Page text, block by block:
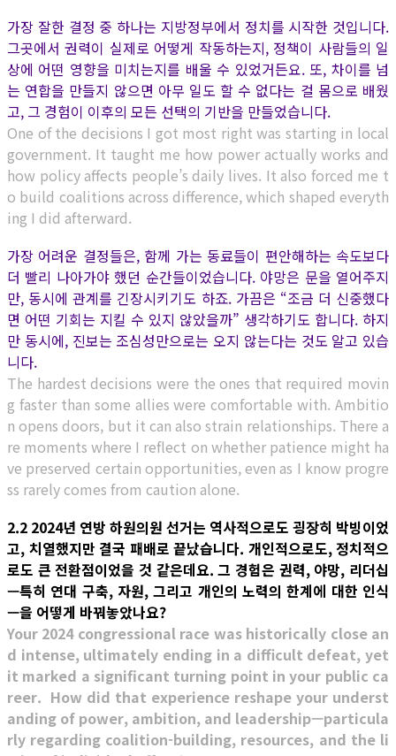
가장 잘한 결정 중 하나는 지방정부에서 정치를 시작한 것입니다.
그곳에서 권력이 실제로 어떻게 작동하는지, 정책이 사람들의 일
상에 어떤 영향을 미치는지를 배울 수 있었거든요. 또, 차이를 넘
는 연합을 만들지 않으면 아무 일도 할 수 없다는 걸 몸으로 배웠
고, 그 경험이 이후의 모든 선택의 기반을 만들었습니다.
One of the decisions I got most right was starting in local
government. It taught me how power actually works and
how policy affects people’s daily lives. It also forced me t
o build coalitions across difference, which shaped everyth
ing I did afterward.
가장 어려운 결정들은, 함께 가는 동료들이 편안해하는 속도보다
더 빨리 나아가야 했던 순간들이었습니다. 야망은 문을 열어주지
만, 동시에 관계를 긴장시키기도 하죠. 가끔은 “조금 더 신중했다
면 어떤 기회는 지킬 수 있지 않았을까” 생각하기도 합니다. 하지
만 동시에, 진보는 조심성만으로는 오지 않는다는 것도 알고 있습
니다.
The hardest decisions were the ones that required movin
g faster than some allies were comfortable with. Ambitio
n opens doors, but it can also strain relationships. There a
re moments where I reflect on whether patience might ha
ve preserved certain opportunities, even as I know progre
ss rarely comes from caution alone.
2.2 2024년 연방 하원의원 선거는 역사적으로도 굉장히 박빙이었
고, 치열했지만 결국 패배로 끝났습니다. 개인적으로도, 정치적으
로도 큰 전환점이었을 것 같은데요. 그 경험은 권력, 야망, 리더십
—특히 연대 구축, 자원, 그리고 개인의 노력의 한계에 대한 인식
—을 어떻게 바꿔놓았나요?
Your 2024 congressional race was historically close an
d intense, ultimately ending in a difficult defeat, yet
it marked a significant turning point in your public ca
reer. How did that experience reshape your underst
anding of power, ambition, and leadership—particula
rly regarding coalition-building, resources, and the li